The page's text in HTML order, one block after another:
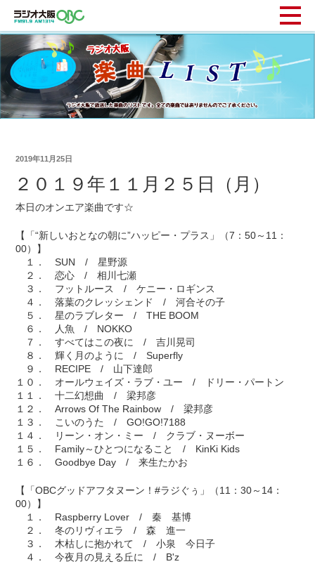
2019年11月25日
２０１９年１１月２５日（月）
本日のオンエア楽曲です☆
【「“新しいおとなの朝に”ハッピー・プラス」（7：50～11：
00）】
１． SUN / 星野源
２． 恋心 / 相川七瀬
３． フットルース / ケニー・ロギンス
４． 落葉のクレッシェンド / 河合その子
５． 星のラブレター / THE BOOM
６． 人魚 / NOKKO
７． すべてはこの夜に / 吉川晃司
８． 輝く月のように / Superfly
９． RECIPE / 山下達郎
１０． オールウェイズ・ラブ・ユー / ドリー・パートン
１１． 十二幻想曲 / 梁邦彦
１２． Arrows Of The Rainbow / 梁邦彦
１３． こいのうた / GO!GO!7188
１４． リーン・オン・ミー / クラブ・ヌーボー
１５． Family～ひとつになること / KinKi Kids
１６． Goodbye Day / 来生たかお
【「OBCグッドアフタヌーン！#ラジぐぅ」（11：30～14：
00）】
１． Raspberry Lover / 秦 基博
２． 冬のリヴィエラ / 森 進一
３． 木枯しに抱かれて / 小泉 今日子
４． 今夜月の見える丘に / B'z